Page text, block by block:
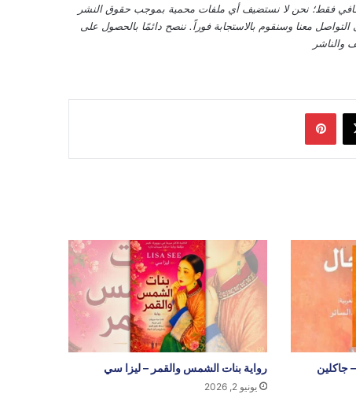
فقط؛ نحن لا نستضيف أي ملفات محمية بموجب حقوق النشر
معنا وسنقوم بالاستجابة فوراً. ننصح دائمًا بالحصول على
والناشر
‫X بينتيريست
جاكلين
رواية بنات الشمس والقمر – ليزا سي
يونيو 2, 2026